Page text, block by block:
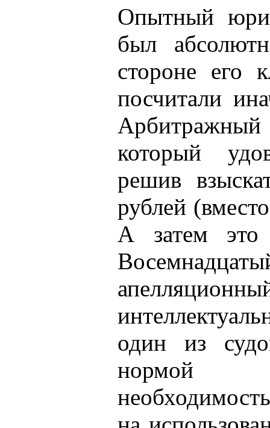
Опытный
был
стороне его
посчитали
Арбитражный
который
решив
рублей
А затем это
один из
нормой